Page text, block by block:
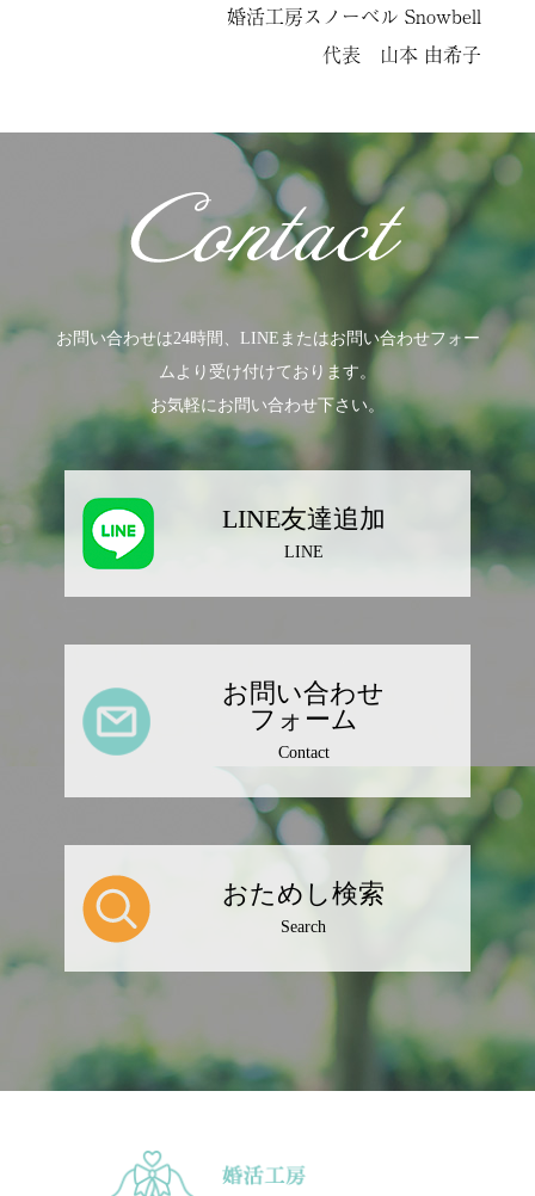
婚活工房スノーベル Snowbell
代表 山本 由希子
お問い合わせは24時間、LINEまたはお問い合わせフォー
ムより受け付けております。
お気軽にお問い合わせ下さい。
LINE友達追加
LINE
お問い合わせ
フォーム
Contact
おためし検索
Search